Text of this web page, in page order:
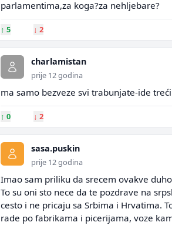
parlamentima,za koga?za nehljebare?
↑ 5 ↓ 2
charlamistan
prije 12 godina
ma samo bezveze svi trabunjate-ide
↑ 0 ↓ 2
sasa.puskin
prije 12 godina
Imao sam priliku da srecem ovakve
To su oni sto nece da te pozdrave na
cesto i ne pricaju sa Srbima i Hrvatima.
rade po fabrikama i picerijama, voze